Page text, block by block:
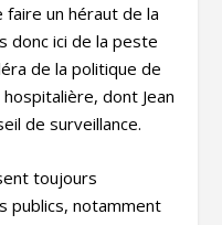
un héraut de la
donc ici de la peste
de la politique de
dont Jean
de surveillance.
toujours
publics, notamment